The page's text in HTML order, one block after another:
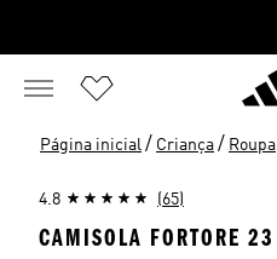
Página inicial / Criança / Roupa
4.8 (65)
CAMISOLA FORTORE 23